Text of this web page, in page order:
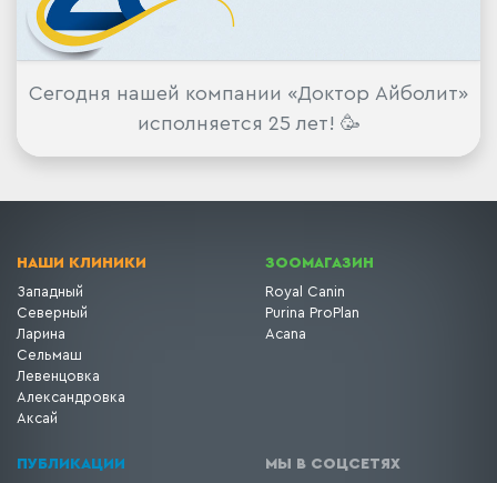
Сегодня нашей компании «Доктор Айболит»
исполняется 25 лет! 🥳
НАШИ КЛИНИКИ
Западный
Северный
Ларина
Сельмаш
Левенцовка
Александровка
Аксай
ЗООМАГАЗИН
Royal Canin
Purina ProPlan
Acana
ПУБЛИКАЦИИ МЫ В СОЦСЕТЯХ